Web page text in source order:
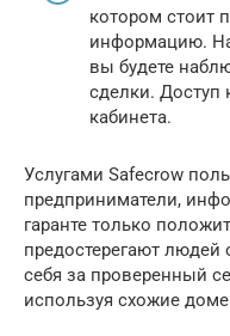
котором стоит
информацию.
вы будете
сделки. Доступ
кабинета.
Услугами Safecrow
предприниматели,
гаранте только
предостерегают
себя за проверенный
используя схожие